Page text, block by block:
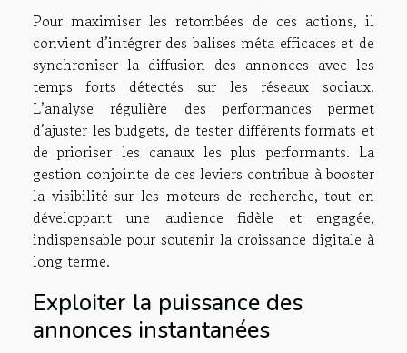
Pour maximiser les retombées de ces actions, il
convient d’intégrer des balises méta efficaces et de
synchroniser la diffusion des annonces avec les
temps forts détectés sur les réseaux sociaux.
L’analyse régulière des performances permet
d’ajuster les budgets, de tester différents formats et
de prioriser les canaux les plus performants. La
gestion conjointe de ces leviers contribue à booster
la visibilité sur les moteurs de recherche, tout en
développant une audience fidèle et engagée,
indispensable pour soutenir la croissance digitale à
long terme.
Exploiter la puissance des
annonces instantanées